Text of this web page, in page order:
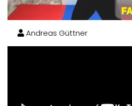
Andreas Güttner